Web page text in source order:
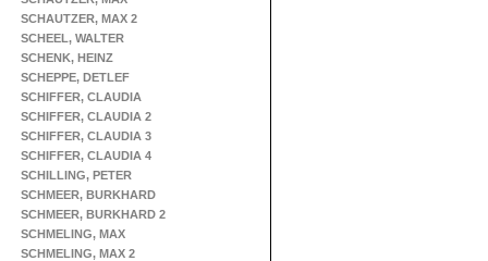
SCHAUTZER, MAX 2
SCHEEL, WALTER
SCHENK, HEINZ
SCHEPPE, DETLEF
SCHIFFER, CLAUDIA
SCHIFFER, CLAUDIA 2
SCHIFFER, CLAUDIA 3
SCHIFFER, CLAUDIA 4
SCHILLING, PETER
SCHMEER, BURKHARD
SCHMEER, BURKHARD 2
SCHMELING, MAX
SCHMELING, MAX 2